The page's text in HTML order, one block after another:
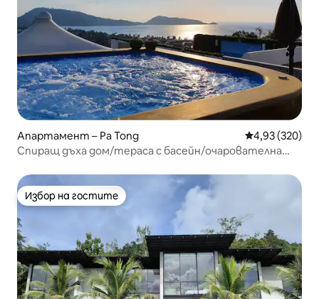
Апартамент – Pa Tong Средна
4,93 (320)
Спиращ дъха дом/тераса с басейн/очарователна
Избор на гостите
Избор на гостите